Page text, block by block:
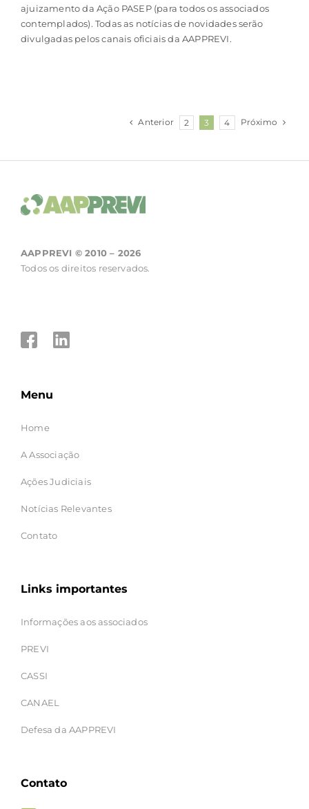
ajuizamento da Ação PASEP (para todos os associados
contemplados). Todas as notícias de novidades serão
divulgadas pelos canais oficiais da AAPPREVI.
Anterior 2 3 4 Próximo
AAPPREVI © 2010 – 2026
Todos os direitos reservados.
Menu
Home
A Associação
Ações Judiciais
Notícias Relevantes
Contato
Links importantes
Informações aos associados
PREVI
CASSI
CANAEL
Defesa da AAPPREVI
Contato